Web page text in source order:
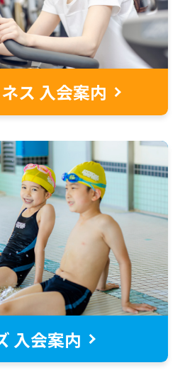
ス 入会案内
入会案内
into
English.
Click
link
(start
automatic
translation)
to
return
to
the
top
page.
However,